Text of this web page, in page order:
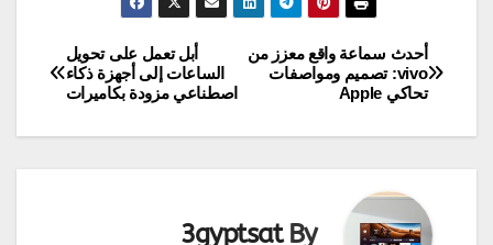
تصفّح
المقالات
أبل تعمل على تحويل
الساعات إلى أجهزة ذكاء
اصطناعي مزودة بكاميرات
أحدث سماعة واقع معزز من
vivo: تصميم ومواصفات
تحاكي Apple
By
3gyptsat